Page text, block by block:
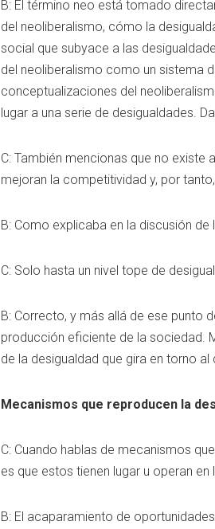
B: El término neo está tomado
del neoliberalismo, cómo la
social que subyace a las
del neoliberalismo como un sistema
conceptualizaciones del
lugar a una serie de desigualdades.
C: También mencionas que no existe
mejoran la competitividad y, por
B: Como explicaba en la discusión
C: Solo hasta un nivel tope de
B: Correcto, y más allá de ese punto
producción eficiente de la sociedad.
de la desigualdad que gira en torno
Mecanismos que reproducen la
C: Cuando hablas de mecanismos
es que estos tienen lugar u operan
B: El acaparamiento de